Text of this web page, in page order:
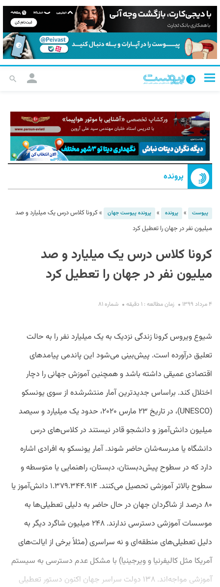
پرونده
پیوست » پرونده » پرونده پیوست جهان »کرونا کلاس درس یک میلیارد و صد
میلیون نفر در جهان را تعطیل کرد
کرونا کلاس درس یک میلیارد و صد
میلیون نفر در جهان را تعطیل کرد
۴ مرداد ۱۳۹۹ زمان مطالعه : ۱ دقیقه شماره ۸۱
شیوع ویروس کرونا زندگی نزدیک به یک میلیارد نفر را به حالت
تعلیق درآورده است. پیش‌بینی می‌شود این پاندمی پیامدهای
اقتصادی عمیقی داشته باشد و همچنین آموزش جهانی را دچار
اختلال کند. براساس جدیدترین آمار منتشرشده از سوی یونسکو
(UNESCO)، در تاریخ ۲۳ مارس ۲۰۲۰، حدود یک میلیارد و سیصد
میلیون دانش‌آموز و دانشجو قادر نیستند در کلاس‌های درس
دانشگاه یا مدرسه‌شان حاضر شوند. آمار یونسکو به افرادی اشاره
دارد که در سطوح پیش‌دبستان، دبستان، راهنمایی یا متوسطه و
سطوح بالاتر آموزشی تحصیل می‌کنند. ۱.۳۷۹.۳۴۴.۹۱۴ دانش‌آموز یا
۸۰ درصد از شاگردان جهان در حال حاضر به دلیلی تعطیلی‌ها به
موسسات آموزشی دسترسی ندارند. ۲۴۸ میلیون شاگرد دیگر به
دلیل تعطیلی‌های منطقه‌ای و نه سراسری (مثلاً برخی از ایالت‌های
آمریکا مثل کالیفرنیا و ویرجینیا) با مشکل عدم دسترسی به سیستم
آموزشی مواجه‌اند. ۱۳۸ دولت سراسر جهان اکنون دستور تعطیلی